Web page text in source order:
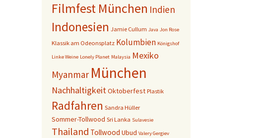
Filmfest München Indien
Indonesien Jamie Cullum Java Jon Rose
Klassik am Odeonsplatz Kolumbien Königshof
Linke Weine Lonely Planet Malaysia Mexiko
Myanmar München
NachhaltigkeitOktoberfest Plastik
Radfahren Sandra Hüller
Sommer-Tollwood Sri Lanka Sulavesie
Thailand Tollwood Ubud Valery Gergiev